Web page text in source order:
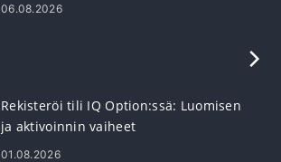
06.08.2026
Rekisteröi tili IQ Option:ssä: Luomisen
ja aktivoinnin vaiheet
01.08.2026